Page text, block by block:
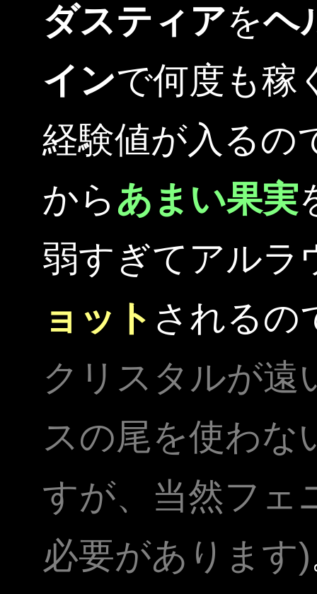
ダスティアをヘ
インで何度も稼
経験値が入るの
から あまい果実
弱すぎてアルラ
ョット されるの
クリスタルが遠
スの尾を使わな
すが、当然フェ
必要があります)